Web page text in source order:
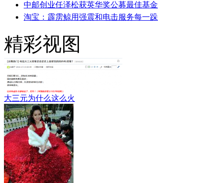
中邮创业任泽松获英华奖公募最佳基金
淘宝：霹雳鲸用强震和电击服务每一跺
精彩视图
大三元为什么这么火